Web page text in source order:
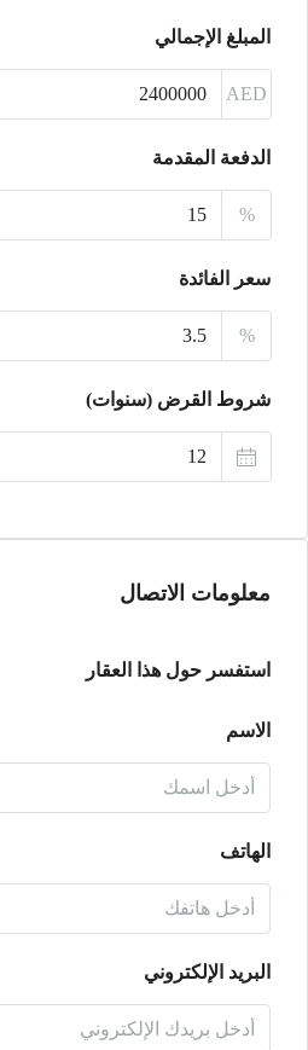
18
19
المبلغ الإجمالي
AED
الدفعة المقدمة
%
سعر الفائدة
%
شروط القرض (سنوات)
معلومات الاتصال
استفسر حول هذا العقار
الاسم
الهاتف
البريد الإلكتروني